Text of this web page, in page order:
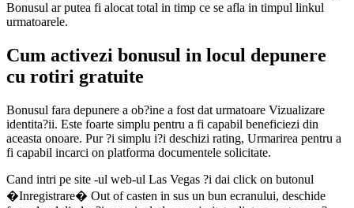
Bonusul ar putea fi alocat total in timp ce se afla in timpul linkul
urmatoarele.
Cum activezi bonusul in locul depunere
cu rotiri gratuite
Bonusul fara depunere a ob?ine a fost dat urmatoare Vizualizare
identita?ii. Este foarte simplu pentru a fi capabil beneficiezi din
aceasta onoare. Pur ?i simplu i?i deschizi rating, Urmarirea pentru a
fi capabil incarci on platforma documentele solicitate.
Cand intri pe site -ul web-ul Las Vegas ?i dai click on butonul
�Inregistrare� Out of casten in sus un bun ecranului, deschide